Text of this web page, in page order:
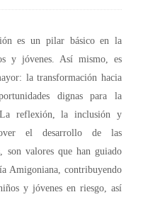
es un pilar básico en la
y jóvenes. Así mismo, es
la transformación hacia
dignas para la
La reflexión, la inclusión y
el desarrollo de las
son valores que han guiado
Amigoniana, contribuyendo
y jóvenes en riesgo, así